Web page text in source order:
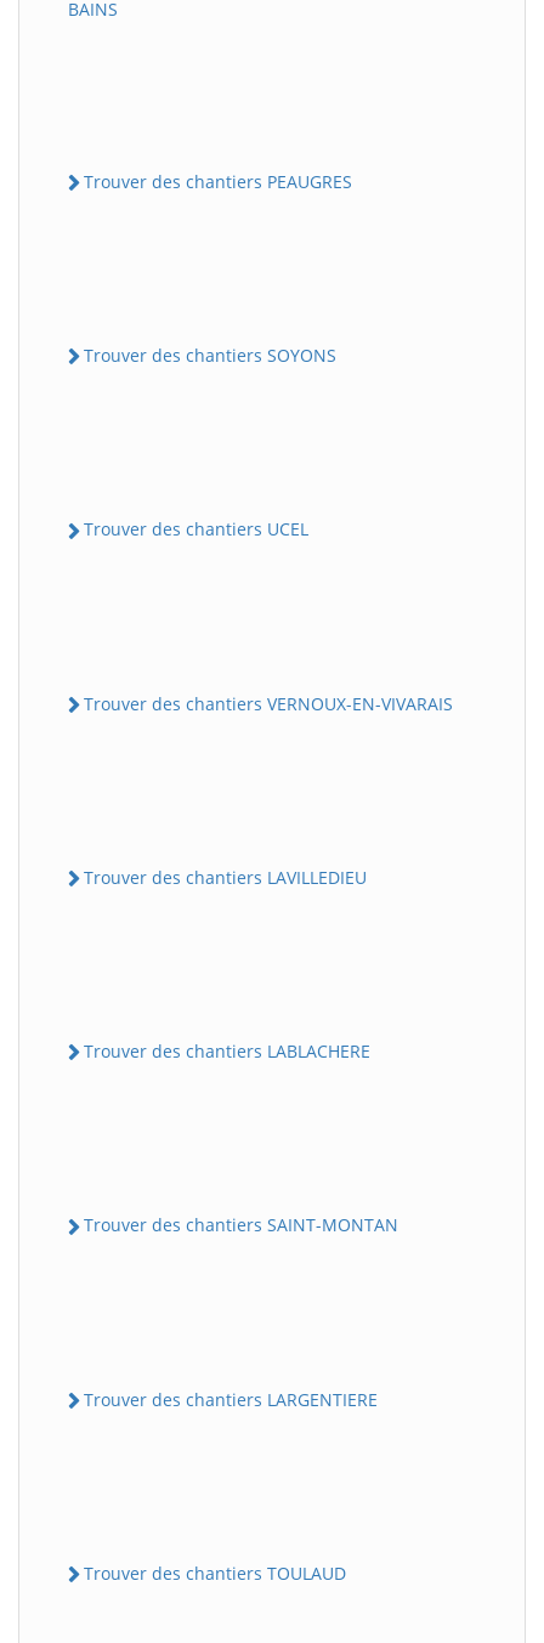
BAINS
Trouver des chantiers PEAUGRES
Trouver des chantiers SOYONS
Trouver des chantiers UCEL
Trouver des chantiers VERNOUX-EN-VIVARAIS
Trouver des chantiers LAVILLEDIEU
Trouver des chantiers LABLACHERE
Trouver des chantiers SAINT-MONTAN
Trouver des chantiers LARGENTIERE
Trouver des chantiers TOULAUD